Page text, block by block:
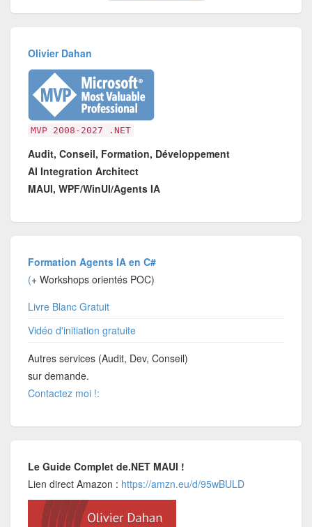
Olivier Dahan
MVP 2008-2027 .NET
Audit, Conseil, Formation, Développement
AI Integration Architect
MAUI, WPF/WinUI/Agents IA
Formation Agents IA en C#
(+ Workshops orientés POC)
Livre Blanc Gratuit
Vidéo d'initiation gratuite
Autres services (Audit, Dev, Conseil)
sur demande.
Contactez moi !:
Le Guide Complet de.NET MAUI !
Lien direct Amazon : https://amzn.eu/d/95wBULD